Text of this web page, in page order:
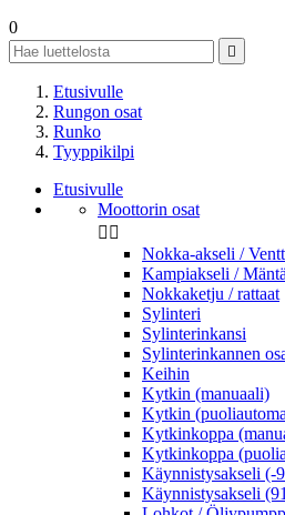
0

Etusivulle
Rungon osat
Runko
Tyyppikilpi
Etusivulle
Moottorin osat
 
Nokka-akseli /
Kampiakseli / Mäntä
Nokkaketju / rattaat
Sylinteri
Sylinterinkansi
Sylinterinkannen
Keihin
Kytkin (manuaali)
Kytkin
Kytkinkoppa
Kytkinkoppa
Käynnistysakseli (-
Käynnistysakseli